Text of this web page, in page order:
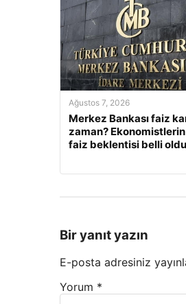
Ağustos 7, 2026
Merkez Bankası faiz
zaman? Ekonomistlerin
faiz beklentisi belli oldu
Bir yanıt yazın
E-posta adresiniz
Yorum *